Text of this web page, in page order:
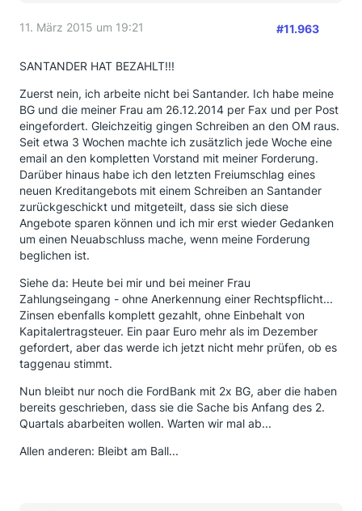
11. März 2015 um 19:21 #11.963
SANTANDER HAT BEZAHLT!!!
Zuerst nein, ich arbeite nicht bei Santander. Ich habe meine
BG und die meiner Frau am 26.12.2014 per Fax und per Post
eingefordert. Gleichzeitig gingen Schreiben an den OM raus.
Seit etwa 3 Wochen machte ich zusätzlich jede Woche eine
email an den kompletten Vorstand mit meiner Forderung.
Darüber hinaus habe ich den letzten Freiumschlag eines
neuen Kreditangebots mit einem Schreiben an Santander
zurückgeschickt und mitgeteilt, dass sie sich diese
Angebote sparen können und ich mir erst wieder Gedanken
um einen Neuabschluss mache, wenn meine Forderung
beglichen ist.
Siehe da: Heute bei mir und bei meiner Frau
Zahlungseingang - ohne Anerkennung einer Rechtspflicht...
Zinsen ebenfalls komplett gezahlt, ohne Einbehalt von
Kapitalertragsteuer. Ein paar Euro mehr als im Dezember
gefordert, aber das werde ich jetzt nicht mehr prüfen, ob es
taggenau stimmt.
Nun bleibt nur noch die FordBank mit 2x BG, aber die haben
bereits geschrieben, dass sie die Sache bis Anfang des 2.
Quartals abarbeiten wollen. Warten wir mal ab...
Allen anderen: Bleibt am Ball...